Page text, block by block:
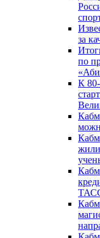
за
по
К